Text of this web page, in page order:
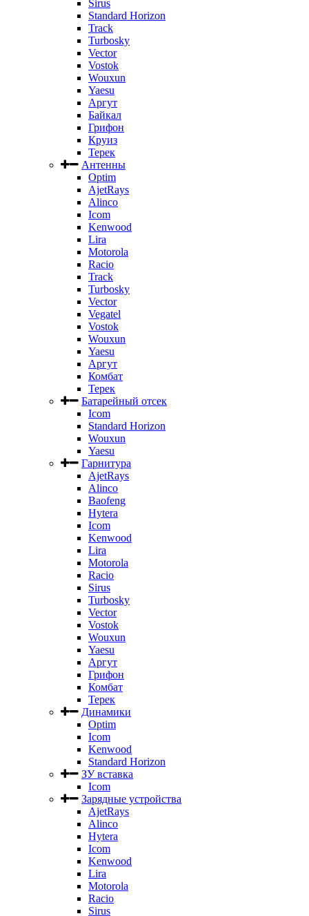
Sirus
Standard Horizon
Track
Turbosky
Vector
Vostok
Wouxun
Yaesu
Аргут
Байкал
Грифон
Круиз
Терек
Антенны
Optim
AjetRays
Alinco
Icom
Kenwood
Lira
Motorola
Racio
Track
Turbosky
Vector
Vegatel
Vostok
Wouxun
Yaesu
Аргут
Комбат
Терек
Батарейный отсек
Icom
Standard Horizon
Wouxun
Yaesu
Гарнитура
AjetRays
Alinco
Baofeng
Hytera
Icom
Kenwood
Lira
Motorola
Racio
Sirus
Turbosky
Vector
Vostok
Wouxun
Yaesu
Аргут
Грифон
Комбат
Терек
Динамики
Optim
Icom
Kenwood
Standard Horizon
ЗУ вставка
Icom
Зарядные устройства
AjetRays
Alinco
Hytera
Icom
Kenwood
Lira
Motorola
Racio
Sirus